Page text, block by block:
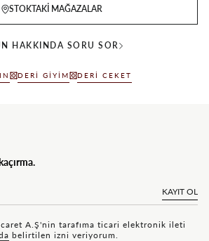
STOKTAKI MAĞAZALAR
HAKKINDA SORU SOR
DERI GIYIM DERI CEKET
KAYIT OL
A.Ş'nin tarafıma ticari elektronik ileti
belirtilen izni veriyorum.